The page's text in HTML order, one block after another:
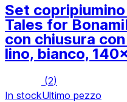
Set
Tales for Bonami
con chiusura
lino, bianco,
(2)
In stockUltimo pezzo